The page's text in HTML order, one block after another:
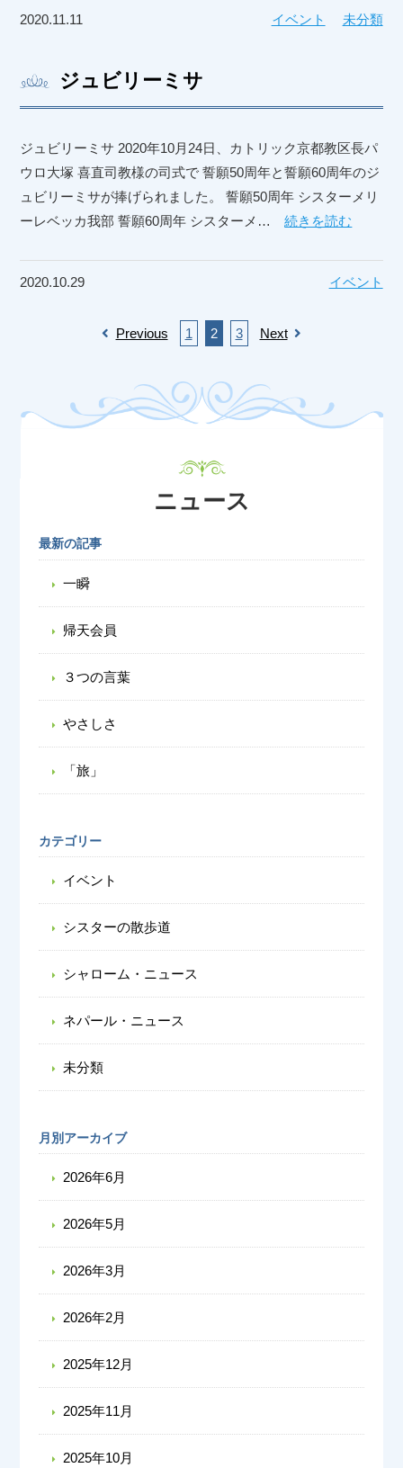
2020.11.11 イベント 未分類
ジュビリーミサ
ジュビリーミサ 2020年10月24日、カトリック京都教区長パ
ウロ大塚 喜直司教様の司式で 誓願50周年と誓願60周年のジ
ュビリーミサが捧げられました。 誓願50周年 シスターメリ
ーレベッカ我部 誓願60周年 シスターメ…続きを読む
2020.10.29 イベント
Previous 1 2 3 Next
ニュース
最新の記事
一瞬
帰天会員
３つの言葉
やさしさ
「旅」
カテゴリー
イベント
シスターの散歩道
シャローム・ニュース
ネパール・ニュース
未分類
月別アーカイブ
2026年6月
2026年5月
2026年3月
2026年2月
2025年12月
2025年11月
2025年10月